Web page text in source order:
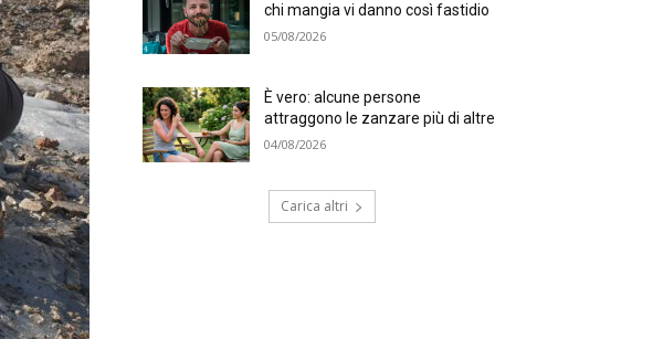
chi mangia vi danno così fastidio
05/08/2026
È vero: alcune persone
attraggono le zanzare più di altre
04/08/2026
Carica altri